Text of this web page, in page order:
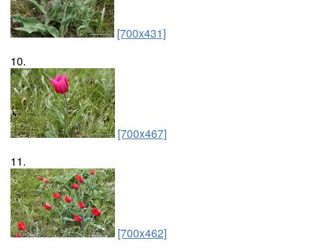
[700x431]
10.
[700x467]
11.
[700x462]